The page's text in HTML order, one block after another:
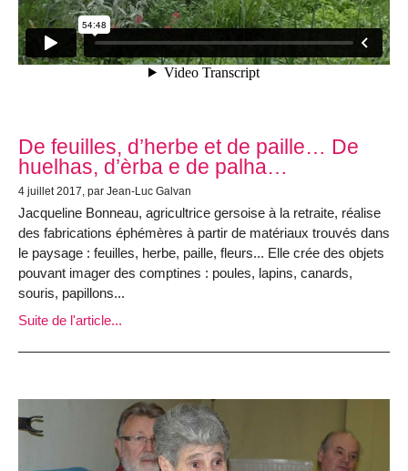
De feuilles, d’herbe et de paille… De
huelhas, d’èrba e de palha…
4 juillet 2017, par Jean-Luc Galvan
Jacqueline Bonneau, agricultrice gersoise à la retraite, réalise
des fabrications éphémères à partir de matériaux trouvés dans
le paysage : feuilles, herbe, paille, fleurs... Elle crée des objets
pouvant imager des comptines : poules, lapins, canards,
souris, papillons...
Suite de l'article...